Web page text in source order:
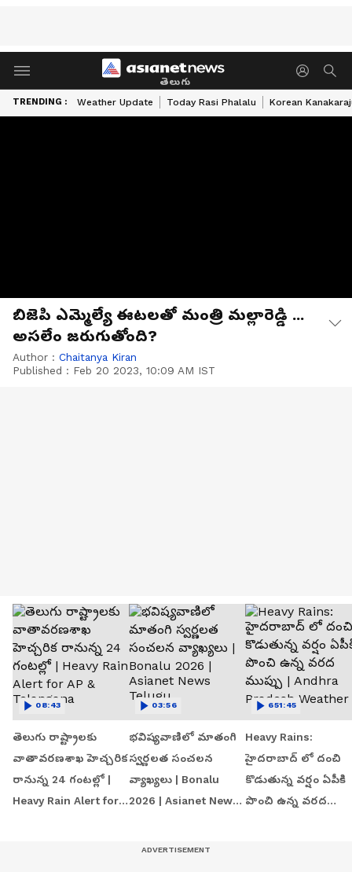
తెలుగు
TRENDING : Weather Update Today Rasi Phalalu Korean
బిజెపి ఎమ్మెల్యే ఈటలతో మంత్రి మల్లారెడ్డి ...
అసలేం జరుగుతోంది?
Author : Chaitanya Kiran
Published : Feb 20 2023, 10:09 AM IST
తెలుగు రాష్ట్రాలకు
వాతావరణశాఖ హెచ్చరిక
రానున్న 24 గంటల్లో |
Heavy Rain Alert for
08:43
భవిష్యవాణిలో మాతంగి
స్వర్ణలత సంచలన
వ్యాఖ్యలు | Bonalu
2026 | Asianet News
03:56
Heavy Rains:
హైదరాబాద్ లో దంచి
కొడుతున్న వర్షం ఏపీకి
పొంచి ఉన్న వరద
651:45